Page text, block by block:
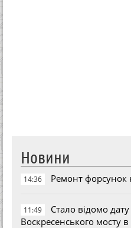
Новини
14:36 Ремонт форсунок
11:49
Стало відомо
Воскресенського мосту в